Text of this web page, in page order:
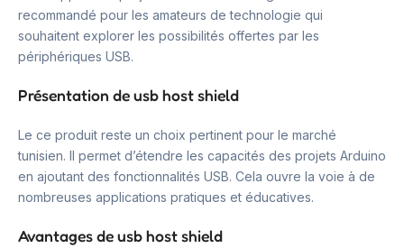
recommandé pour les amateurs de technologie qui
souhaitent explorer les possibilités offertes par les
périphériques USB.
Présentation de usb host shield
Le ce produit reste un choix pertinent pour le marché
tunisien. Il permet d’étendre les capacités des projets Arduino
en ajoutant des fonctionnalités USB. Cela ouvre la voie à de
nombreuses applications pratiques et éducatives.
Avantages de usb host shield